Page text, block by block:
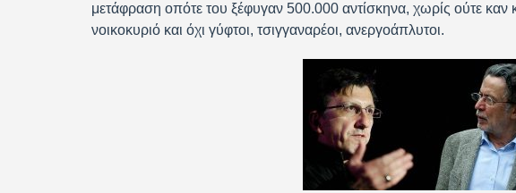
μετάφραση οπότε του ξέφυγαν 500.000 αντίσκηνα, χωρίς ούτε καν
νοικοκυριό και όχι γύφτοι, τσιγγαναρέοι, ανεργοάπλυτοι.